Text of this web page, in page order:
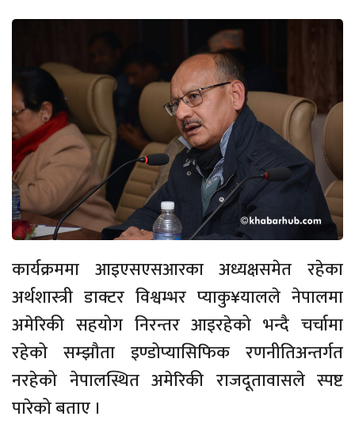
कार्यक्रममा आइएसएसआरका अध्यक्षसमेत रहेका
अर्थशास्त्री डाक्टर विश्वम्भर प्याकु¥यालले नेपालमा
अमेरिकी सहयोग निरन्तर आइरहेको भन्दै चर्चामा
रहेको सम्झौता इण्डोप्यासिफिक रणनीतिअन्तर्गत
नरहेको नेपालस्थित अमेरिकी राजदूतावासले स्पष्ट
पारेको बताए ।